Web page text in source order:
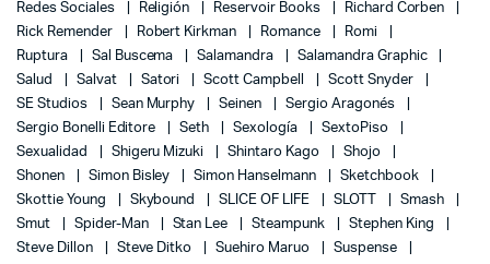
Redes Sociales
Religión Reservoir Books
Richard Corben
Rick Remender
Robert Kirkman Romance
Romi
Ruptura
Sal Buscema Salamandra
Salamandra Graphic
Salud
Salvat Satori Scott Campbell
Scott Snyder
SE Studios
Sean Murphy Seinen
Sergio Aragonés
Sergio Bonelli Editore
Seth Sexología
SextoPiso
Sexualidad
Shigeru Mizuki Shintaro Kago
Shojo
Shonen
Simon Bisley Simon Hanselmann
Sketchbook
Skottie Young
Skybound SLICE OF LIFE SLOTT
Smash
Smut
Spider-Man Stan Lee Steampunk
Stephen King
Steve Dillon
Steve Ditko Suehiro Maruo
Suspense